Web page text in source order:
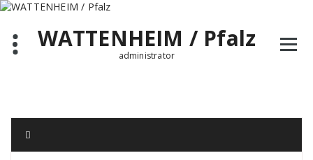
Zum
springenWATTENHEIM / Pfalz
administrator